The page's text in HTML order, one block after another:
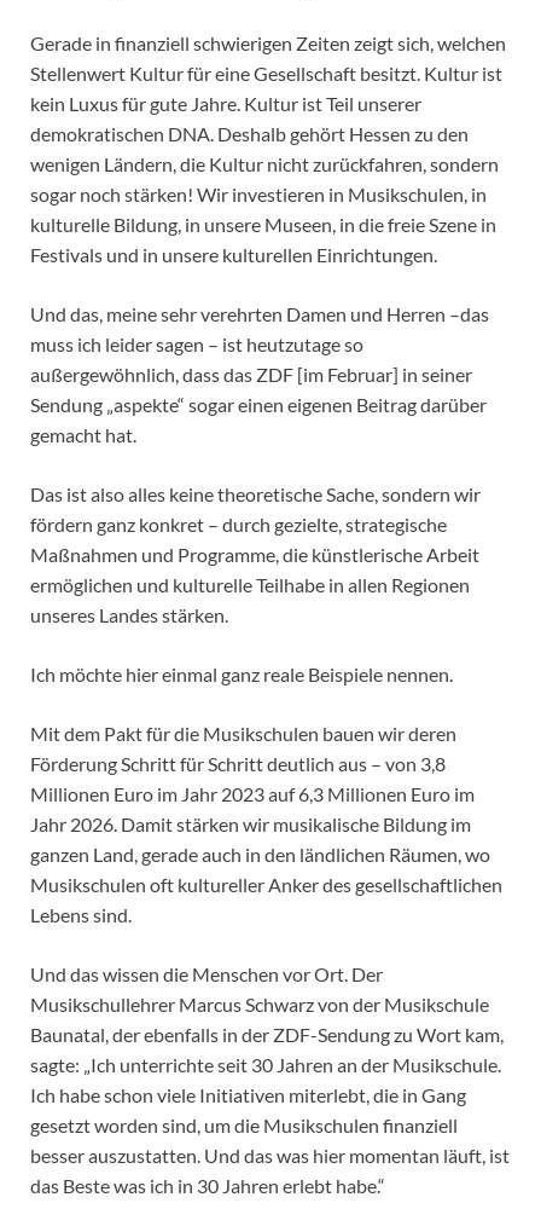
Gerade in finanziell schwierigen Zeiten zeigt sich, welchen
Stellenwert Kultur für eine Gesellschaft besitzt. Kultur ist
kein Luxus für gute Jahre. Kultur ist Teil unserer
demokratischen DNA. Deshalb gehört Hessen zu den
wenigen Ländern, die Kultur nicht zurückfahren, sondern
sogar noch stärken! Wir investieren in Musikschulen, in
kulturelle Bildung, in unsere Museen, in die freie Szene in
Festivals und in unsere kulturellen Einrichtungen.
Und das, meine sehr verehrten Damen und Herren –das
muss ich leider sagen – ist heutzutage so
außergewöhnlich, dass das ZDF [im Februar] in seiner
Sendung „aspekte“ sogar einen eigenen Beitrag darüber
gemacht hat.
Das ist also alles keine theoretische Sache, sondern wir
fördern ganz konkret – durch gezielte, strategische
Maßnahmen und Programme, die künstlerische Arbeit
ermöglichen und kulturelle Teilhabe in allen Regionen
unseres Landes stärken.
Ich möchte hier einmal ganz reale Beispiele nennen.
Mit dem Pakt für die Musikschulen bauen wir deren
Förderung Schritt für Schritt deutlich aus – von 3,8
Millionen Euro im Jahr 2023 auf 6,3 Millionen Euro im
Jahr 2026. Damit stärken wir musikalische Bildung im
ganzen Land, gerade auch in den ländlichen Räumen, wo
Musikschulen oft kultureller Anker des gesellschaftlichen
Lebens sind.
Und das wissen die Menschen vor Ort. Der
Musikschullehrer Marcus Schwarz von der Musikschule
Baunatal, der ebenfalls in der ZDF-Sendung zu Wort kam,
sagte: „Ich unterrichte seit 30 Jahren an der Musikschule.
Ich habe schon viele Initiativen miterlebt, die in Gang
gesetzt worden sind, um die Musikschulen finanziell
besser auszustatten. Und das was hier momentan läuft, ist
das Beste was ich in 30 Jahren erlebt habe.“